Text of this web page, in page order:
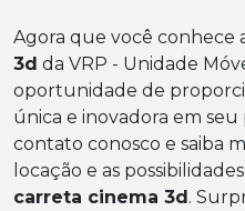
Agora que você conhece
3d da VRP - Unidade
oportunidade de
única e inovadora em
contato conosco e saiba
locação e as
carreta cinema 3d .